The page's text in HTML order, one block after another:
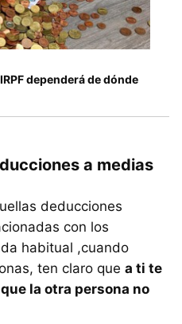
dependerá de dónde
a medias
deducciones
con los
habitual ,cuando
ten claro que a ti te
la otra persona no